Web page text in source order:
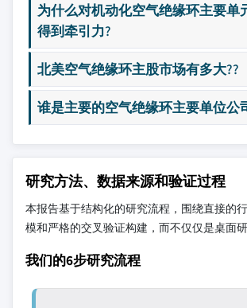
为什么对机动化空气绝缘环主要单
得到牵引力?
北美空气绝缘环主股市场有多大??
谁是主要的空气绝缘环主要单位公
研究方法、数据来源和验证过程
本报告基于结构化的研究流程，围绕直接的
模和严格的交叉验证构建，而不仅仅是桌面研
我们的6步研究流程